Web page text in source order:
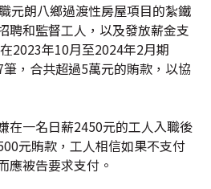
元朗八鄉過渡性房屋項目的紮鐵
聘和監督工人，以及發放薪金支
2023年10月至2024年2月期
，合共超過5萬元的賄款，以協
在一名日薪2450元的工人入職後
元賄款，工人相信如果不支付
應被告要求支付。